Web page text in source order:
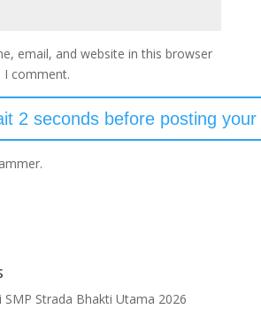
email, and website in this browser
comment.
SMP Strada Bhakti Utama 2026